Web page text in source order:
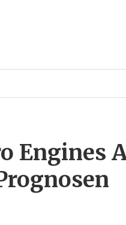
Engines